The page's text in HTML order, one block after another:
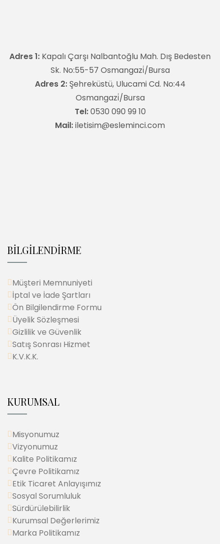
Adres 1: Kapalı Çarşı Nalbantoğlu Mah. Dış Bedesten
Sk. No:55-57 Osmangazi̇/Bursa
Adres 2:Şehreküstü, Ulucami Cd. No:44
Osmangazi̇/Bursa
Tel:0530 090 99 10
Mail:iletisim@esleminci.com
BİLGİLENDİRME
Müşteri Memnuniyeti
İptal ve İade Şartları
Ön Bilgilendirme Formu
Üyelik Sözleşmesi
Gizlilik ve Güvenlik
Satış Sonrası Hizmet
K.V.K.K.
KURUMSAL
Misyonumuz
Vizyonumuz
Kalite Politikamız
Çevre Politikamız
Etik Ticaret Anlayışımız
Sosyal Sorumluluk
Sürdürülebilirlik
Kurumsal Değerlerimiz
Marka Politikamız